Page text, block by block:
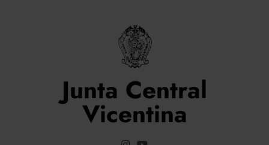
Junta Central
Vicentina
Web Oficial De La Junta Central Vicentina De Valencia